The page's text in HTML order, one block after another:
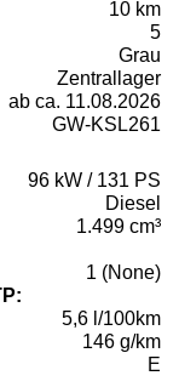
10 km
5
Grau
Zentrallager
ab ca. 11.08.2026
GW-KSL261
96 kW / 131 PS
Diesel
1.499 cm³
1 (None)
5,6 l/100km
146 g/km
E